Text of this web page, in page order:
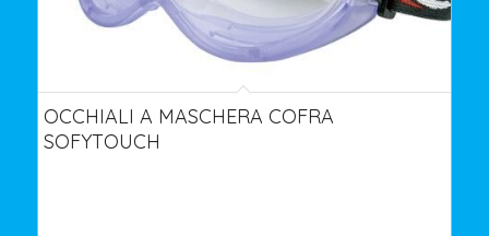
OCCHIALI A MASCHERA COFRA
SOFYTOUCH